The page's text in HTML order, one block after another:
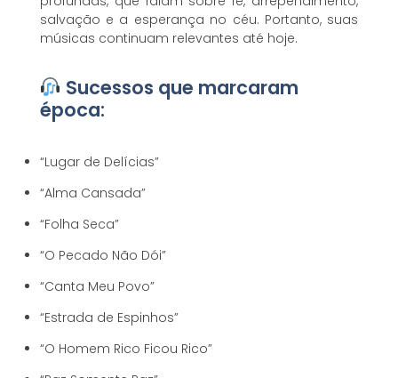
salvação e a esperança no céu. Portanto, suas
músicas continuam relevantes até hoje.
Sucessos que marcaram
época:
“Lugar de Delícias”
“Alma Cansada”
“Folha Seca”
“O Pecado Não Dói”
“Canta Meu Povo”
“Estrada de Espinhos”
“O Homem Rico Ficou Rico”